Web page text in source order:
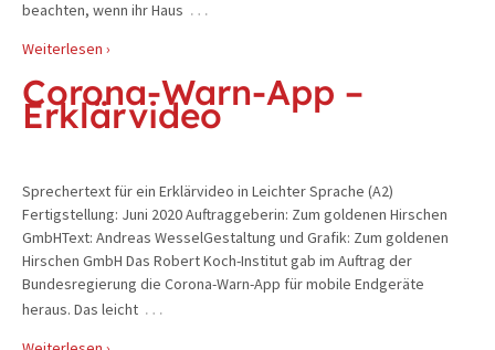
beachten, wenn ihr Haus …
Weiterlesen ›
Corona-Warn-App –
Erklärvideo
Sprechertext für ein Erklärvideo in Leichter Sprache (A2)
Fertigstellung: Juni 2020 Auftraggeberin: Zum goldenen Hirschen
GmbHText: Andreas WesselGestaltung und Grafik: Zum goldenen
Hirschen GmbH Das Robert Koch-Institut gab im Auftrag der
Bundesregierung die Corona-Warn-App für mobile Endgeräte
heraus. Das leicht …